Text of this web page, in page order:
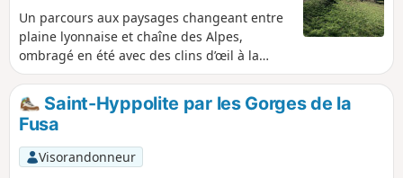
Un parcours aux paysages changeant entre
plaine lyonnaise et chaîne des Alpes,
ombragé en été avec des clins d’œil à la
chaîne des Alpes.
Saint-Hyppolite par les Gorges de la
Fusa
Visorandonneur